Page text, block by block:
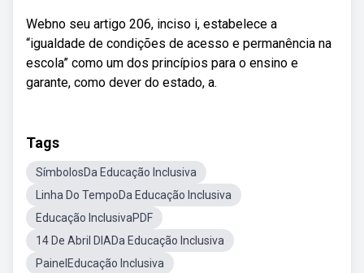
Webno seu artigo 206, inciso i, estabelece a
“igualdade de condições de acesso e permanência na
escola” como um dos princípios para o ensino e
garante, como dever do estado, a.
Tags
SímbolosDa Educação Inclusiva
Linha Do TempoDa Educação Inclusiva
Educação InclusivaPDF
14 De Abril DIADa Educação Inclusiva
PainelEducação Inclusiva